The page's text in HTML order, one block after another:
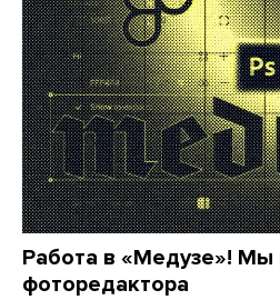
Работа в «Медузе»!
фоторедактора